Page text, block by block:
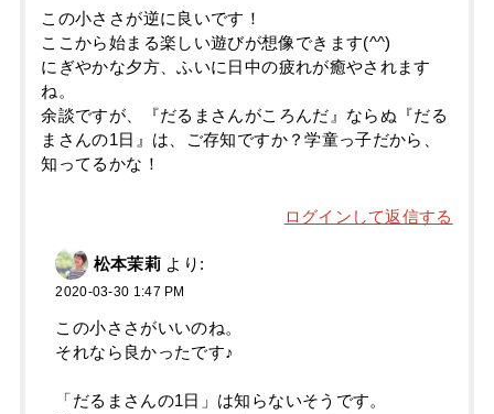
この小ささが逆に良いです！
ここから始まる楽しい遊びが想像できます(^^)
にぎやかな夕方、ふいに日中の疲れが癒やされます
ね。
余談ですが、『だるまさんがころんだ』ならぬ『だる
まさんの1日』は、ご存知ですか？学童っ子だから、
知ってるかな！
ログインして返信する
松本茉莉 より:
2020-03-30 1:47 PM
この小ささがいいのね。
それなら良かったです♪
「だるまさんの1日」は知らないそうです。